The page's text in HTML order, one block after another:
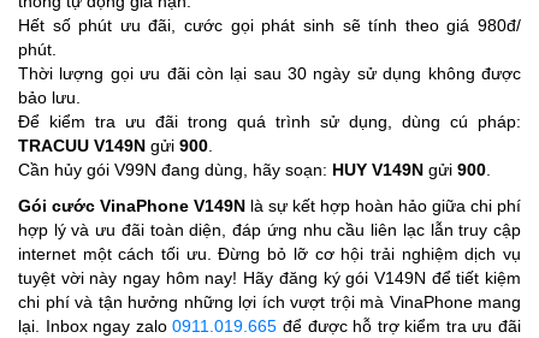
Hết số phút ưu đãi, cước gọi phát sinh sẽ tính theo giá 980đ/
phút.
Thời lượng gọi ưu đãi còn lại sau 30 ngày sử dụng không được
bảo lưu.
Để kiểm tra ưu đãi trong quá trình sử dụng, dùng cú pháp:
TRACUU V149N gửi 900.
Cần hủy gói V99N đang dùng, hãy soạn: HUY V149N gửi 900.
Gói cước VinaPhone V149N là sự kết hợp hoàn hảo giữa chi phí
hợp lý và ưu đãi toàn diện, đáp ứng nhu cầu liên lạc lẫn truy cập
internet một cách tối ưu. Đừng bỏ lỡ cơ hội trải nghiệm dịch vụ
tuyệt vời này ngay hôm nay! Hãy đăng ký gói V149N để tiết kiệm
chi phí và tận hưởng những lợi ích vượt trội mà VinaPhone mang
lại. Inbox ngay zalo0911.019.665 để được hỗ trợ kiểm tra ưu đãi